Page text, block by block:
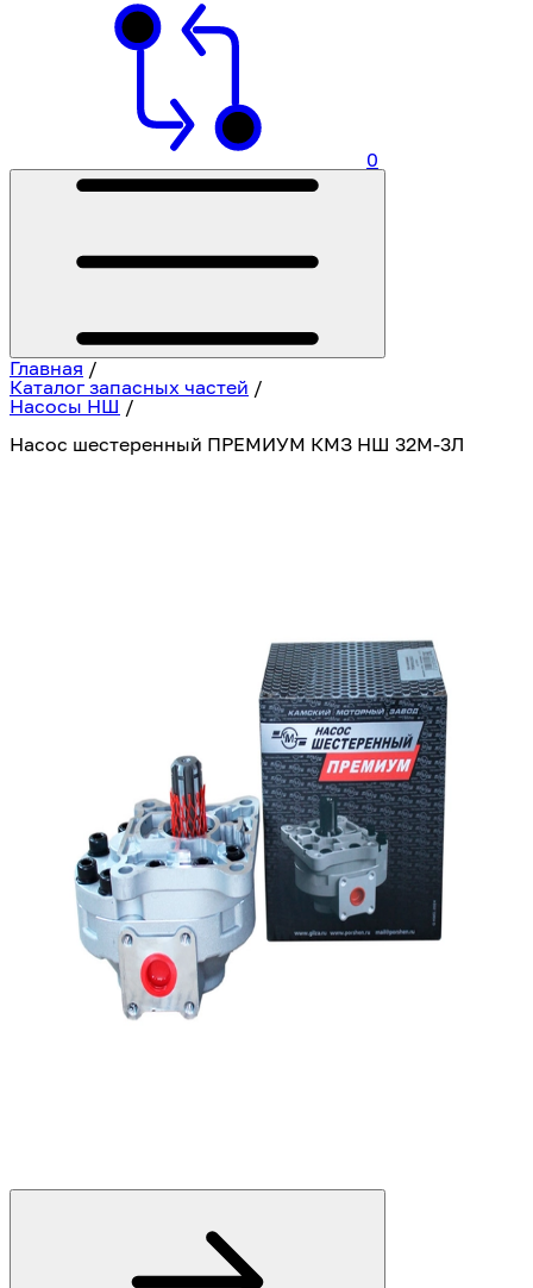
0
Главная /
Каталог запасных частей /
Насосы НШ /
Насос шестеренный ПРЕМИУМ КМЗ НШ 32М-3Л